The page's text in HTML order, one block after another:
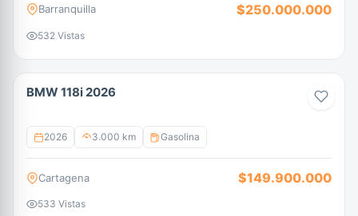
Barranquilla $250.000.000
532 Vistas
BMW 118i 2026
2026 3.000 km Gasolina
Cartagena $149.900.000
533 Vistas